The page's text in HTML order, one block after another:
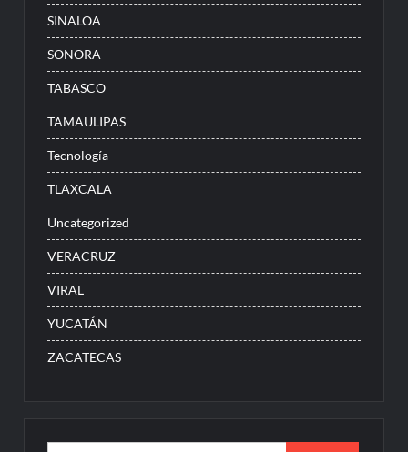
SINALOA
SONORA
TABASCO
TAMAULIPAS
Tecnología
TLAXCALA
Uncategorized
VERACRUZ
VIRAL
YUCATÁN
ZACATECAS